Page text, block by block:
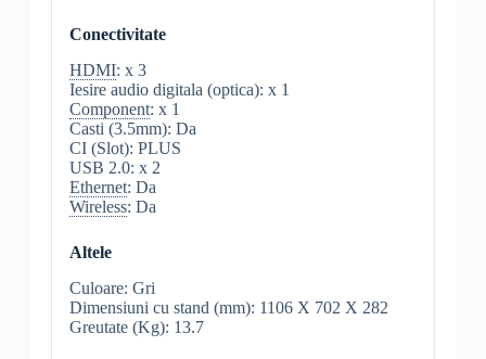
Conectivitate
HDMI: x 3
Iesire audio digitala (optica): x 1
Component: x 1
Casti (3.5mm): Da
CI (Slot): PLUS
USB 2.0: x 2
Ethernet: Da
Wireless: Da
Altele
Culoare: Gri
Dimensiuni cu stand (mm): 1106 X 702 X 282
Greutate (Kg): 13.7